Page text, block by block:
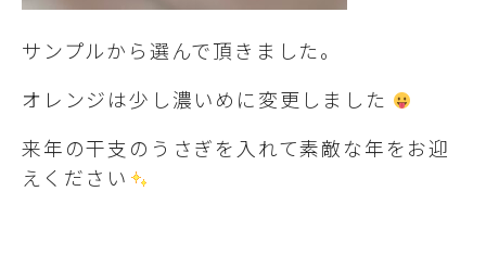
サンプルから選んで頂きました。
オレンジは少し濃いめに変更しました
来年の干支のうさぎを入れて素敵な年をお迎
えください